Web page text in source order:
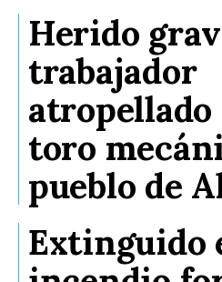
Herido
trabajador
toro
pueblo de
Extinguido